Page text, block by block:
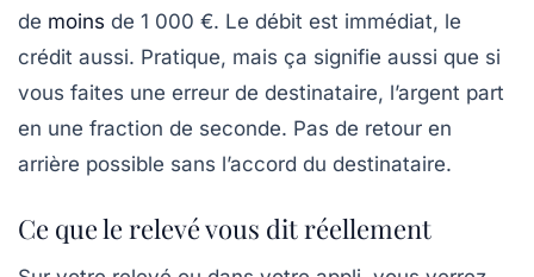
de moins de 1 000 €. Le débit est immédiat, le
crédit aussi. Pratique, mais ça signifie aussi que si
vous faites une erreur de destinataire, l’argent part
en une fraction de seconde. Pas de retour en
arrière possible sans l’accord du destinataire.
Ce que le relevé vous dit réellement